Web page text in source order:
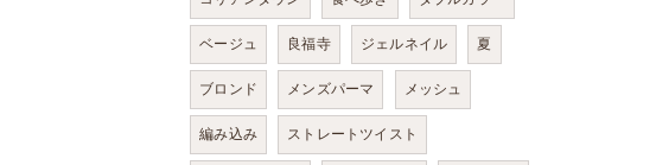
ベージュ 良福寺 ジェルネイル 夏
ブロンド メンズパーマ メッシュ
編み込み ストレートツイスト